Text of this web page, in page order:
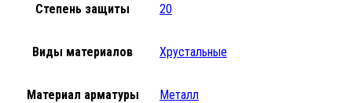
Степень защиты 20
Виды материалов Хрустальные
Материал арматуры Металл